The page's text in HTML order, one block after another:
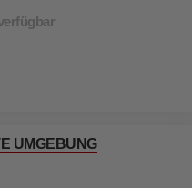
UMGEBUNG